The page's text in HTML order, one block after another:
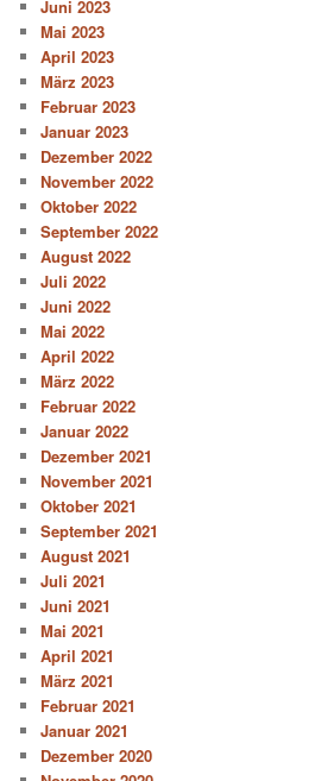
Juni 2023
Mai 2023
April 2023
März 2023
Februar 2023
Januar 2023
Dezember 2022
November 2022
Oktober 2022
September 2022
August 2022
Juli 2022
Juni 2022
Mai 2022
April 2022
März 2022
Februar 2022
Januar 2022
Dezember 2021
November 2021
Oktober 2021
September 2021
August 2021
Juli 2021
Juni 2021
Mai 2021
April 2021
März 2021
Februar 2021
Januar 2021
Dezember 2020